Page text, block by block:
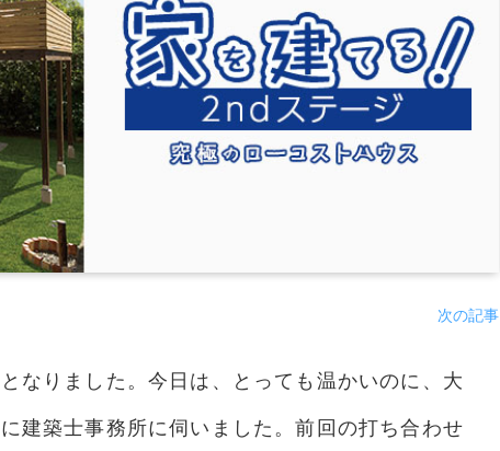
次の記事
なりました。今日は、とっても温かいのに、大
建築士事務所に伺いました。前回の打ち合わせ